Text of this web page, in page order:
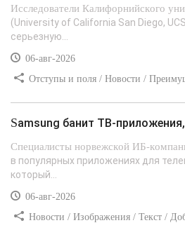
Исследователи Калифорнийского
(University of California San Diego,
серьезную...
06-авг-2026
Отступы и поля / Новости /
Samsung банит ТВ-
Специалисты норвежской ИБ-
в популярных приложениях для
который...
06-авг-2026
Новости / Изображения / Текст /